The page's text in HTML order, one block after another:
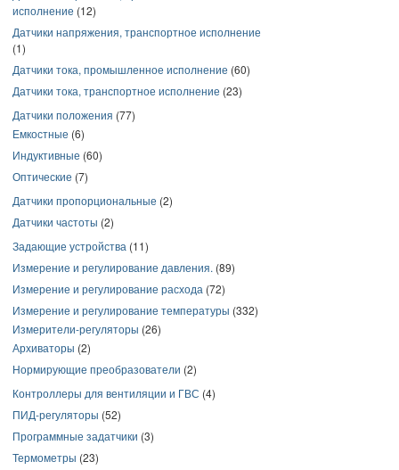
исполнение (12)
Датчики напряжения, транспортное исполнение
(1)
Датчики тока, промышленное исполнение (60)
Датчики тока, транспортное исполнение (23)
Датчики положения (77)
Емкостные (6)
Индуктивные (60)
Оптические (7)
Датчики пропорциональные (2)
Датчики частоты (2)
Задающие устройства (11)
Измерение и регулирование давления. (89)
Измерение и регулирование расхода (72)
Измерение и регулирование температуры (332)
Измерители-регуляторы (26)
Архиваторы (2)
Нормирующие преобразователи (2)
Контроллеры для вентиляции и ГВС (4)
ПИД-регуляторы (52)
Программные задатчики (3)
Термометры (23)